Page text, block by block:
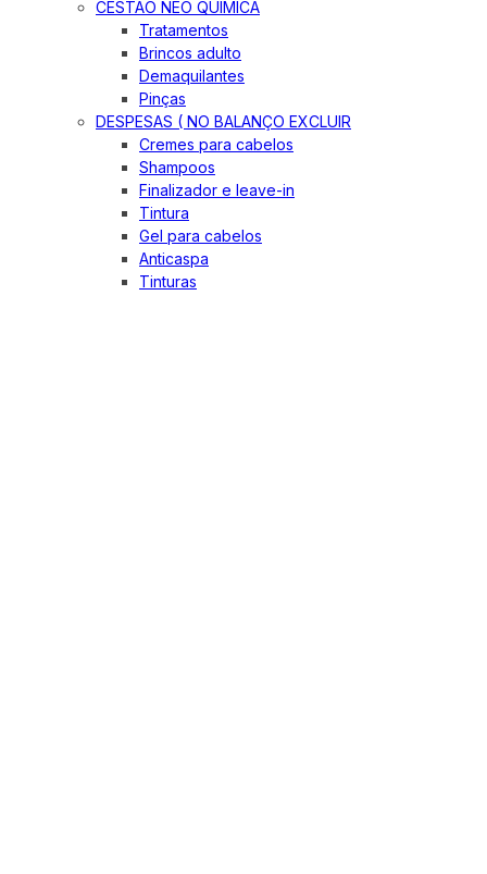
CESTÃO NEO QUIMICA
Tratamentos
Brincos adulto
Demaquilantes
Pinças
DESPESAS ( NO BALANÇO EXCLUIR
Cremes para cabelos
Shampoos
Finalizador e leave-in
Tintura
Gel para cabelos
Anticaspa
Tinturas